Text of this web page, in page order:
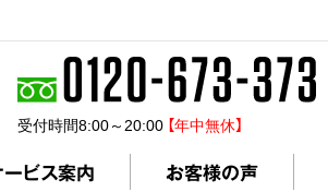
受付時間8:00～20:00 【年中無休】
ビス案内 お客様の声